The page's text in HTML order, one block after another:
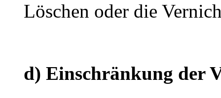
Löschen oder die
d) Einschränkung der